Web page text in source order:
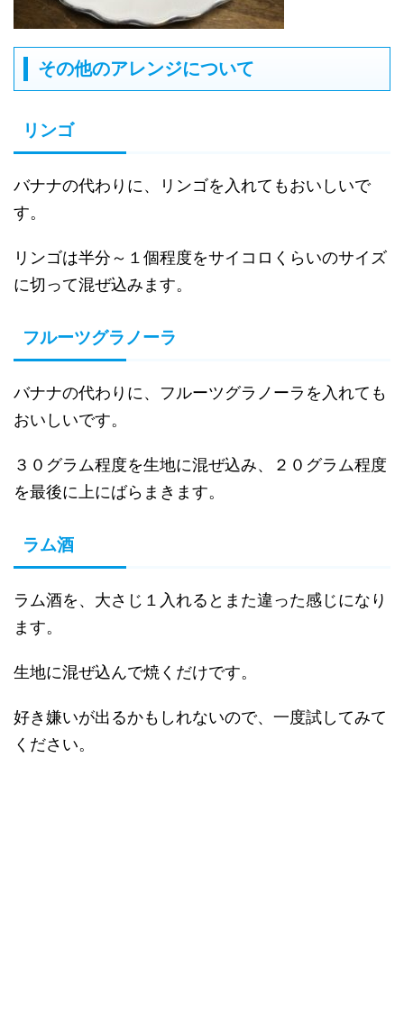
その他のアレンジについて
リンゴ
バナナの代わりに、リンゴを入れてもおいしいで
す。
リンゴは半分～１個程度をサイコロくらいのサイズ
に切って混ぜ込みます。
フルーツグラノーラ
バナナの代わりに、フルーツグラノーラを入れても
おいしいです。
３０グラム程度を生地に混ぜ込み、２０グラム程度
を最後に上にばらまきます。
ラム酒
ラム酒を、大さじ１入れるとまた違った感じになり
ます。
生地に混ぜ込んで焼くだけです。
好き嫌いが出るかもしれないので、一度試してみて
ください。